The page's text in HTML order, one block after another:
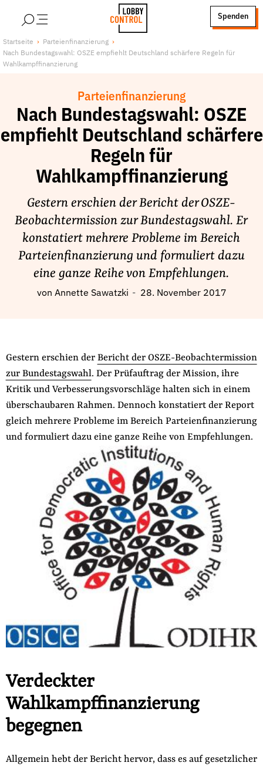
LobbyControl
StartSeite
Spenden
Über uns
Lobby FAQs
Jobs
Publikationen und Material
Lobbykritische Stadtführungen
Unsere Schwerpunkte
Macht der Digitalkonzerne
Spenden & Fördern
Fördermitglied werden
Testamentsspende
Presse
Newsletter
Appelle unterzeichnen
Kontakt
Website
Folge Uns
FacebookMastodon
BlueskyInstagramYoutubeLinkedInFeed
Startseite
Parteienfinanzierung
Nach Bundestagswahl: OSZE empfiehlt Deutschland schärfere Regeln für
Wahlkampffinanzierung
Parteienfinanzierung
Nach Bundestagswahl: OSZE
empfiehlt Deutschland schärfere
Regeln für
Wahlkampffinanzierung
Gestern erschien der Bericht der OSZE-
Beobachtermission zur Bundestagswahl. Er
konstatiert mehrere Probleme im Bereich
Parteienfinanzierung und formuliert dazu
eine ganze Reihe von Empfehlungen.
von Annette Sawatzki 28. November 2017
Gestern erschien der Bericht der OSZE-Beobachtermission
zur Bundestagswahl. Der Prüfauftrag der Mission, ihre
Kritik und Verbesserungsvorschläge halten sich in einem
überschaubaren Rahmen. Dennoch konstatiert der Report
gleich mehrere Probleme im Bereich Parteienfinanzierung
und formuliert dazu eine ganze Reihe von Empfehlungen.
Verdeckter
Wahlkampffinanzierung
begegnen
Allgemein hebt der Bericht hervor, dass es auf gesetzlicher